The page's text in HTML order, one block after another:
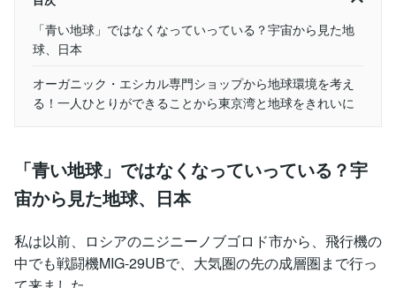
「青い地球」ではなくなっていっている？宇宙から見た地
球、日本
オーガニック・エシカル専門ショップから地球環境を考え
る！一人ひとりができることから東京湾と地球をきれいに
「青い地球」ではなくなっていっている？宇
宙から見た地球、日本
私は以前、ロシアのニジニーノブゴロド市から、飛行機の
中でも戦闘機MIG-29UBで、大気圏の先の成層圏まで行っ